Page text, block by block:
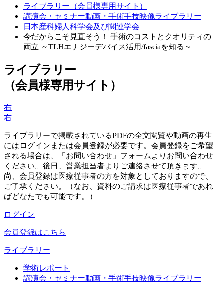
ライブラリー（会員様専用サイト）
講演会・セミナー動画・手術手技映像ライブラリー
日本産科婦人科学会及び関連学会
今だからこそ見直そう！ 手術のコストとクオリティの
両立 ～TLHエナジーデバイス活用/fasciaを知る～
ライブラリー
（会員様専用サイト）
右
右
ライブラリーで掲載されているPDFの全文閲覧や動画の再生
にはログインまたは会員登録が必要です。会員登録をご希望
される場合は、「お問い合わせ」フォームよりお問い合わせ
ください。後日、営業担当者よりご連絡させて頂きます。
尚、会員登録は医療従事者の方を対象としておりますので、
ご了承ください。（なお、資料のご請求は医療従事者であれ
ばどなたでも可能です。）
ログイン
会員登録はこちら
ライブラリー
学術レポート
講演会・セミナー動画・手術手技映像ライブラリー